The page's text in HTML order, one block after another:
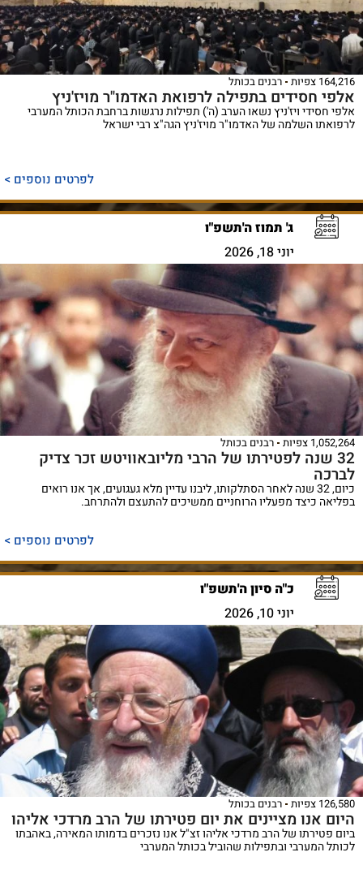
164,216 צפיות רבנים בכותל
אלפי חסידים בתפילה לרפואת האדמו"ר מויז'ניץ
אלפי חסידי ויז'ניץ נשאו הערב (ה') תפילות נרגשות ברחבת הכותל המערבי
לרפואתו השלמה של האדמו"ר מויז'ניץ הגה"צ רבי ישראל
לפרטים נוספים >
ג' תמוז ה'תשפ"ו
יוני 18, 2026
1,052,264 צפיות רבנים בכותל
32 שנה לפטירתו של הרבי מליובאוויטש זכר צדיק
לברכה
כיום, 32 שנה לאחר הסתלקותו, ליבנו עדיין מלא געגועים, אך אנו רואים
בפליאה כיצד מפעליו הרוחניים ממשיכים להתעצם ולהתרחב.
לפרטים נוספים >
כ"ה סיון ה'תשפ"ו
יוני 10, 2026
126,580 צפיות רבנים בכותל
היום אנו מציינים את יום פטירתו של הרב מרדכי אליהו
ביום פטירתו של הרב מרדכי אליהו זצ"ל אנו נזכרים בדמותו המאירה, באהבתו
לכותל המערבי ובתפילות שהוביל בכותל המערבי